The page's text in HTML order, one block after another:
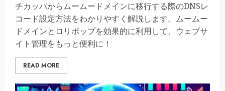
チカッパからムームードメインに移行する際のDNSレ
コード設定方法をわかりやすく解説します。ムームー
ドメインとロリポップを効果的に利用して、ウェブサ
イト管理をもっと便利に！
READ MORE